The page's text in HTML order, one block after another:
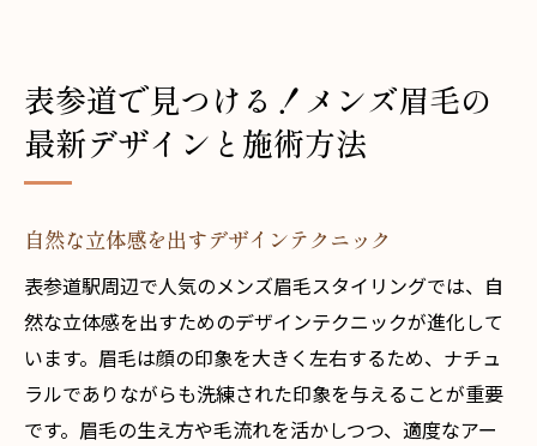
表参道で見つける！メンズ眉毛の
最新デザインと施術方法
自然な立体感を出すデザインテクニック
表参道駅周辺で人気のメンズ眉毛スタイリングでは、自
然な立体感を出すためのデザインテクニックが進化して
います。眉毛は顔の印象を大きく左右するため、ナチュ
ラルでありながらも洗練された印象を与えることが重要
です。眉毛の生え方や毛流れを活かしつつ、適度なアー